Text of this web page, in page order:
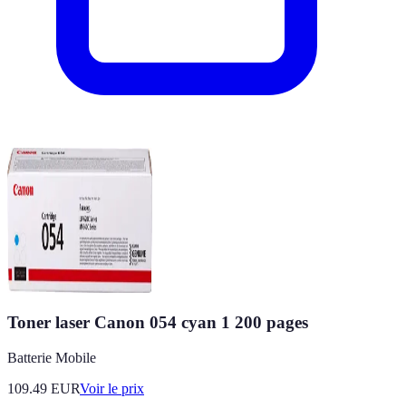
Toner laser Canon 054 cyan 1 200 pages
Batterie Mobile
109.49 EURVoir le prix